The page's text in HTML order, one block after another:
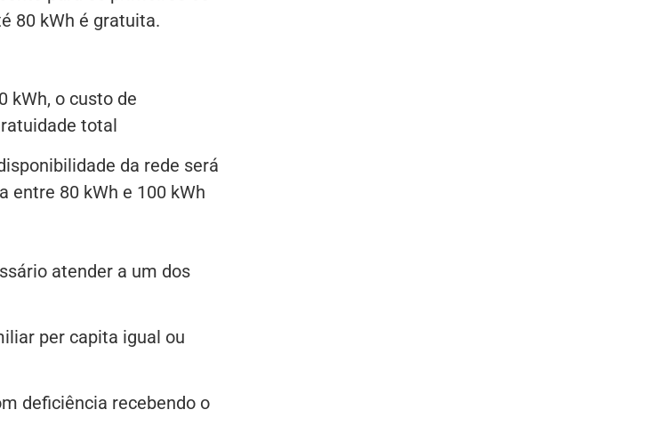
80 kWh é gratuita.
kWh, o custo de
total
da rede será
entre 80 kWh e 100 kWh
atender a um dos
per capita igual ou
deficiência recebendo o